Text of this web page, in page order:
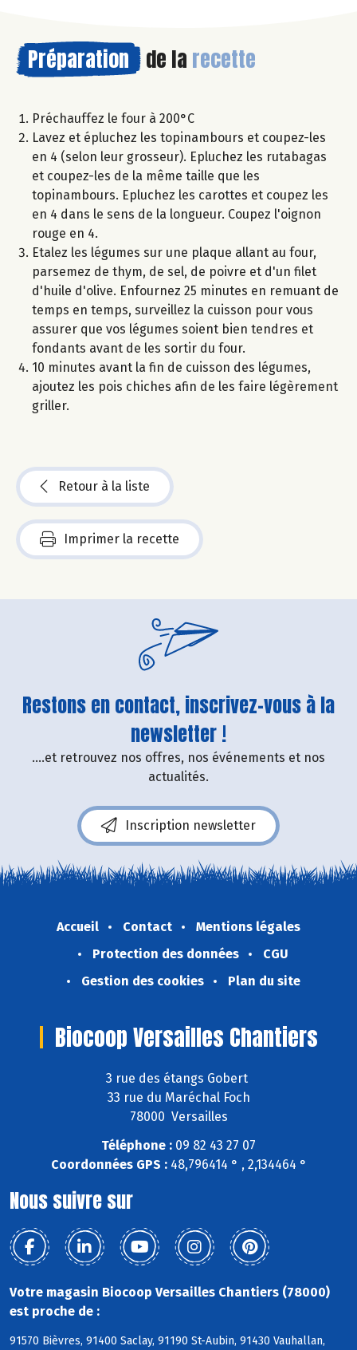
Préparation de la recette
Préchauffez le four à 200°C
Lavez et épluchez les topinambours et coupez-les
en 4 (selon leur grosseur). Epluchez les rutabagas
et coupez-les de la même taille que les
topinambours. Epluchez les carottes et coupez les
en 4 dans le sens de la longueur. Coupez l'oignon
rouge en 4.
Etalez les légumes sur une plaque allant au four,
parsemez de thym, de sel, de poivre et d'un filet
d'huile d'olive. Enfournez 25 minutes en remuant de
temps en temps, surveillez la cuisson pour vous
assurer que vos légumes soient bien tendres et
fondants avant de les sortir du four.
10 minutes avant la fin de cuisson des légumes,
ajoutez les pois chiches afin de les faire légèrement
griller.
Retour à la liste
Imprimer la recette
Restons en contact, inscrivez-vous à la
newsletter !
....et retrouvez nos offres, nos événements et nos
actualités.
Inscription newsletter
Accueil Contact
Mentions légales
Protection des données
CGU
Gestion des cookies
Plan du site
Biocoop Versailles Chantiers
3 rue des étangs Gobert
33 rue du Maréchal Foch
78000 Versailles
Téléphone : 09 82 43 27 07
Coordonnées GPS :48,796414 ° , 2,134464 °
Nous suivre sur
Votre magasin Biocoop Versailles Chantiers (78000)
est proche de :
91570 Bièvres, 91400 Saclay, 91190 St-Aubin, 91430 Vauhallan,